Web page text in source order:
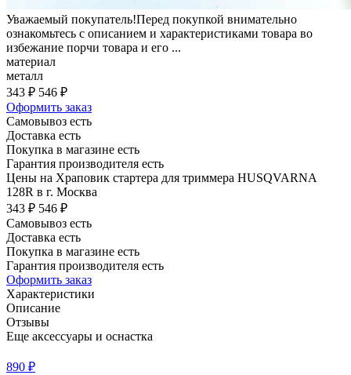
Уважаемый покупатель!Перед покупкой внимательно
ознакомьтесь с описанием и характеристиками товара во
избежание порчи товара и его ...
материал
металл
343 ₽ 546 ₽
Оформить заказ
Самовывоз есть
Доставка есть
Покупка в магазине есть
Гарантия производителя есть
Цены на Храповик стартера для триммера HUSQVARNA
128R в г. Москва
343 ₽ 546 ₽
Самовывоз есть
Доставка есть
Покупка в магазине есть
Гарантия производителя есть
Оформить заказ
Характеристики
Описание
Отзывы
Еще аксессуары и оснастка
890 ₽